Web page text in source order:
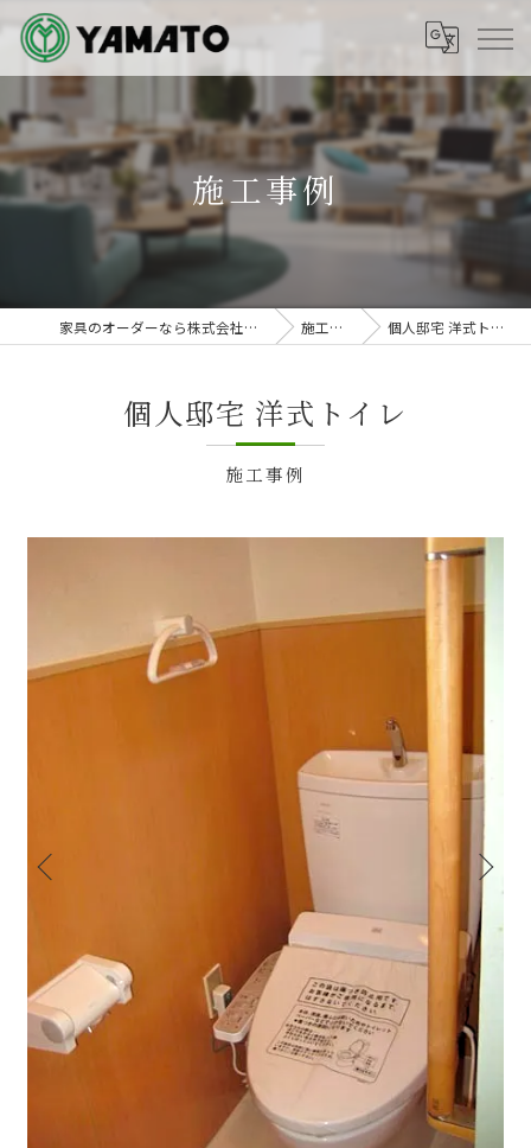
施工事例
家具のオーダーなら株式会社ヤマト 施工事例 個人邸宅 洋式トイレ
施工事例
個人邸宅 洋式トイレ